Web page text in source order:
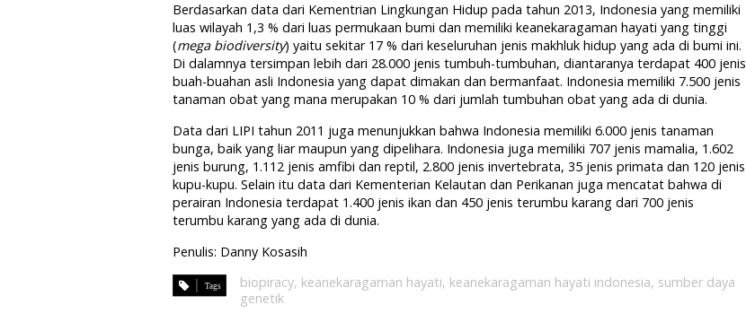
Berdasarkan data dari Kementrian Lingkungan Hidup pada tahun 2013, Indonesia yang memiliki
luas wilayah 1,3 % dari luas permukaan bumi dan memiliki keanekaragaman hayati yang tinggi
(mega biodiversity) yaitu sekitar 17 % dari keseluruhan jenis makhluk hidup yang ada di bumi ini.
Di dalamnya tersimpan lebih dari 28.000 jenis tumbuh-tumbuhan, diantaranya terdapat 400 jenis
buah-buahan asli Indonesia yang dapat dimakan dan bermanfaat. Indonesia memiliki 7.500 jenis
tanaman obat yang mana merupakan 10 % dari jumlah tumbuhan obat yang ada di dunia.
Data dari LIPI tahun 2011 juga menunjukkan bahwa Indonesia memiliki 6.000 jenis tanaman
bunga, baik yang liar maupun yang dipelihara. Indonesia juga memiliki 707 jenis mamalia, 1.602
jenis burung, 1.112 jenis amfibi dan reptil, 2.800 jenis invertebrata, 35 jenis primata dan 120 jenis
kupu-kupu. Selain itu data dari Kementerian Kelautan dan Perikanan juga mencatat bahwa di
perairan Indonesia terdapat 1.400 jenis ikan dan 450 jenis terumbu karang dari 700 jenis
terumbu karang yang ada di dunia.
Penulis: Danny Kosasih
biopiracy, keanekaragaman hayati, keanekaragaman hayati indonesia, sumber daya
genetik